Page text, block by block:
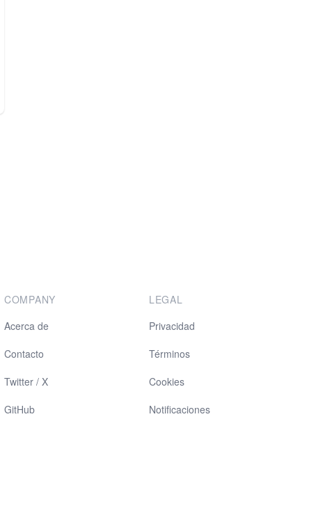
COMPANY
Acerca de
Contacto
Twitter / X
GitHub
LEGAL
Privacidad
Términos
Cookies
Notificaciones